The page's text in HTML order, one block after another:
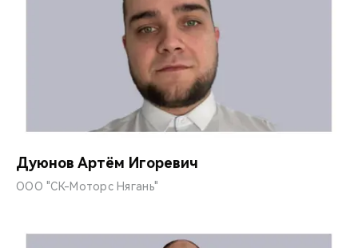
Дуюнов Артём Игоревич
ООО "СК-Моторс Нягань"